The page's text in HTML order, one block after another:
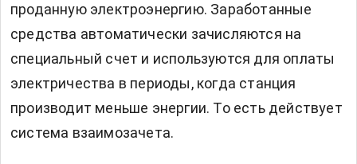
проданную электроэнергию. Заработанные
средства автоматически зачисляются на
специальный счет и используются для оплаты
электричества в периоды, когда станция
производит меньше энергии. То есть действует
система взаимозачета.